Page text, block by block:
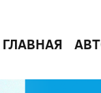
ГЛАВНАЯ